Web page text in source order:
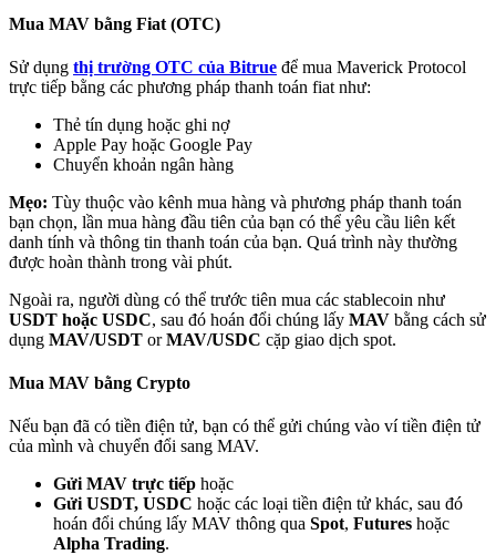
Đối tác Bitrue
Lên đến 65% hoa hồng!
Giới thiệu
Mua MAV bằng Fiat (OTC)
Sử dụng thị trường OTC của Bitrue để mua Maverick Protocol
trực tiếp bằng các phương pháp thanh toán fiat như:
Thẻ tín dụng hoặc ghi nợ
Apple Pay hoặc Google Pay
Chuyển khoản ngân hàng
Mẹo: Tùy thuộc vào kênh mua hàng và phương pháp thanh toán
bạn chọn, lần mua hàng đầu tiên của bạn có thể yêu cầu liên kết
danh tính và thông tin thanh toán của bạn. Quá trình này thường
được hoàn thành trong vài phút.
Ngoài ra, người dùng có thể trước tiên mua các stablecoin như
USDT hoặc USDC, sau đó hoán đổi chúng lấy MAV bằng cách sử
dụng MAV/USDT orMAV/USDC cặp giao dịch spot.
Mua MAV bằng Crypto
Nếu bạn đã có tiền điện tử, bạn có thể gửi chúng vào ví tiền điện tử
của mình và chuyển đổi sang MAV.
Gửi MAV trực tiếp hoặc
Gửi USDT, USDC hoặc các loại tiền điện tử khác, sau đó
hoán đổi chúng lấy MAV thông qua Spot, Futures hoặc
Alpha Trading.